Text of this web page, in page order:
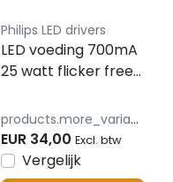
Philips LED drivers
LED voeding 700mA
25 watt flicker free
products.more_variants_available
EUR 34,00 Excl. btw
Vergelijk